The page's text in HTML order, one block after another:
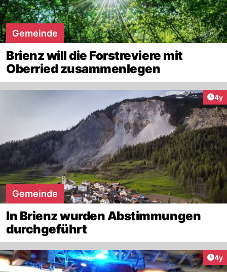
Gemeinde
Brienz will die Forstreviere mit
Oberried zusammenlegen
4y
Gemeinde
In Brienz wurden Abstimmungen
durchgeführt
4y